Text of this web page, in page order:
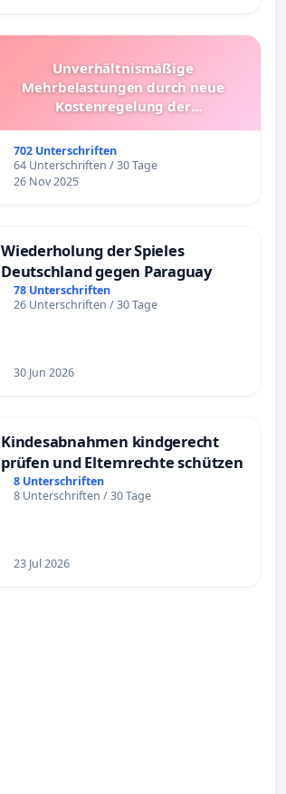
Unverhältnismäßige
Mehrbelastungen durch neue
Kostenregelung der
Überprüfung und Alternativen
702 Unterschriften
64 Unterschriften / 30 Tage
26 Nov 2025
Wiederholung der Spieles
Deutschland gegen Paraguay
78 Unterschriften
26 Unterschriften / 30 Tage
30 Jun 2026
Kindesabnahmen kindgerecht
prüfen und Elternrechte schützen
8 Unterschriften
8 Unterschriften / 30 Tage
23 Jul 2026